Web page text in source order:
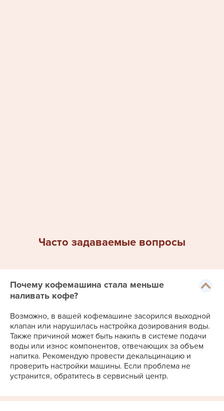
Часто задаваемые вопросы
Почему кофемашина стала меньше
наливать кофе?
Возможно, в вашей кофемашине засорился выходной
клапан или нарушилась настройка дозирования воды.
Также причиной может быть накипь в системе подачи
воды или износ компонентов, отвечающих за объем
напитка. Рекомендую провести декальцинацию и
проверить настройки машины. Если проблема не
устранится, обратитесь в сервисный центр.